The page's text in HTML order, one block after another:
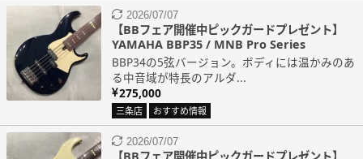
2026/07/07
【BBフェア開催中ピックガードプレゼント】
YAMAHA BBP35 / MNB Pro Series
BBP34の5弦バージョン。ボディには温かみのあ
る中音域が特長のアルダ...
275,000
三条店 おすすめ情報
2026/07/07